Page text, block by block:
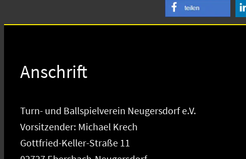
Anschrift
Turn- und Ballspielverein Neugersdorf e.V.
Vorsitzender: Michael Krech
Gottfried-Keller-Straße 11